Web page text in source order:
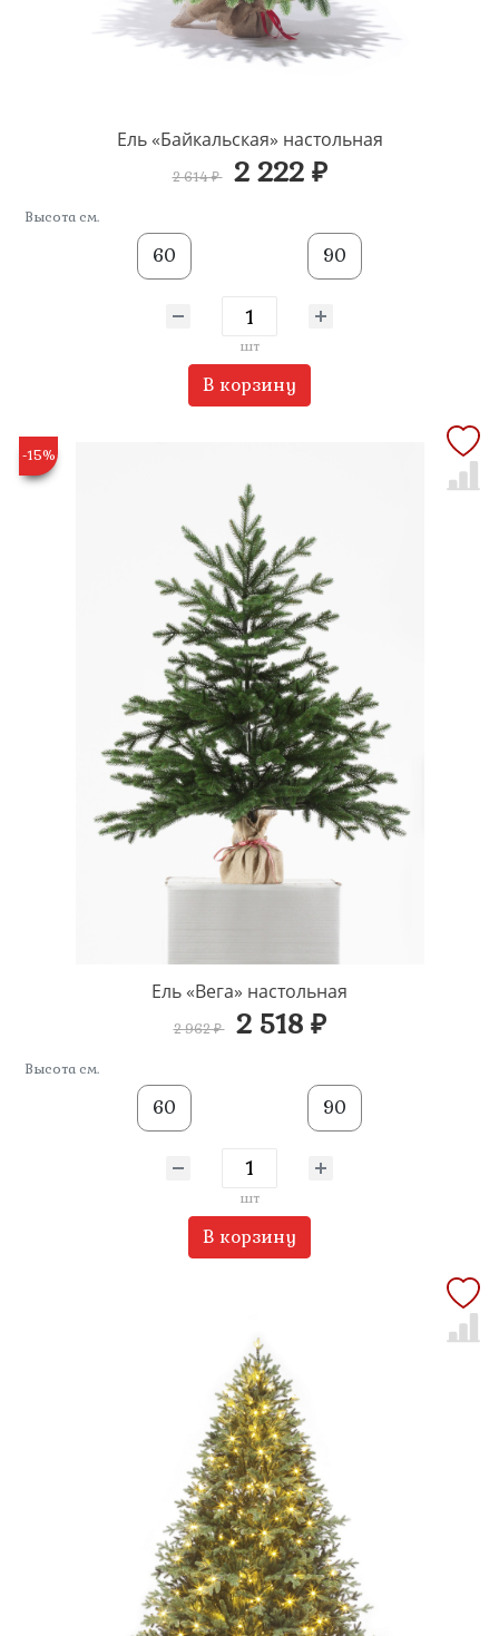
Ель «Байкальская» настольная
2 614 ₽ 2 222 ₽
Высота см.
60 90
шт
В корзину
-15%
Ель «Вега» настольная
2 962 ₽ 2 518 ₽
Высота см.
60 90
шт
В корзину